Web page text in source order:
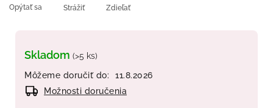
Skladom (>5 ks)
Môžeme doručiť do:
11.8.2026
Možnosti doručenia
Opýtať sa Strážiť Zdieľať